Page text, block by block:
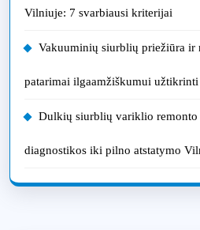
Vilniuje: 7 svarbiausi kriterijai
Vakuuminių siurblių priežiūra ir
patarimai ilgaamžiškumui užtikrinti
Dulkių siurblių variklio remonto
diagnostikos iki pilno atstatymo